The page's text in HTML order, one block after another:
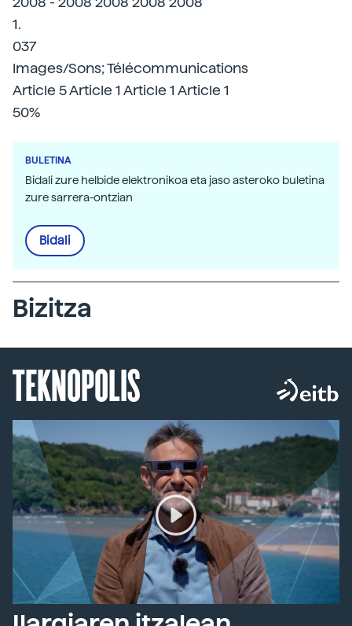
1.
037
Images/Sons; Télécommunications
Article 5 Article 1 Article 1 Article 1
50%
BULETINA
Bidali zure helbide elektronikoa eta jaso asteroko buletina
zure sarrera-ontzian
Bidali
Bizitza
TEKNOPOLIS